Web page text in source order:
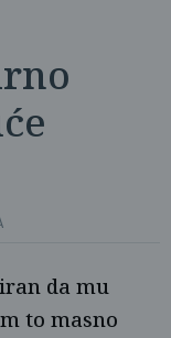
da mu
to masno